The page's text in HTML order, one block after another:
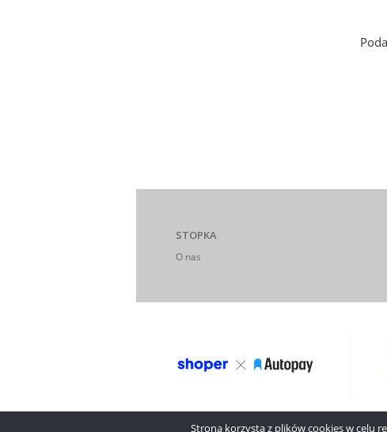
Strona korzysta z plików cookies w celu
STOPKA
O nas